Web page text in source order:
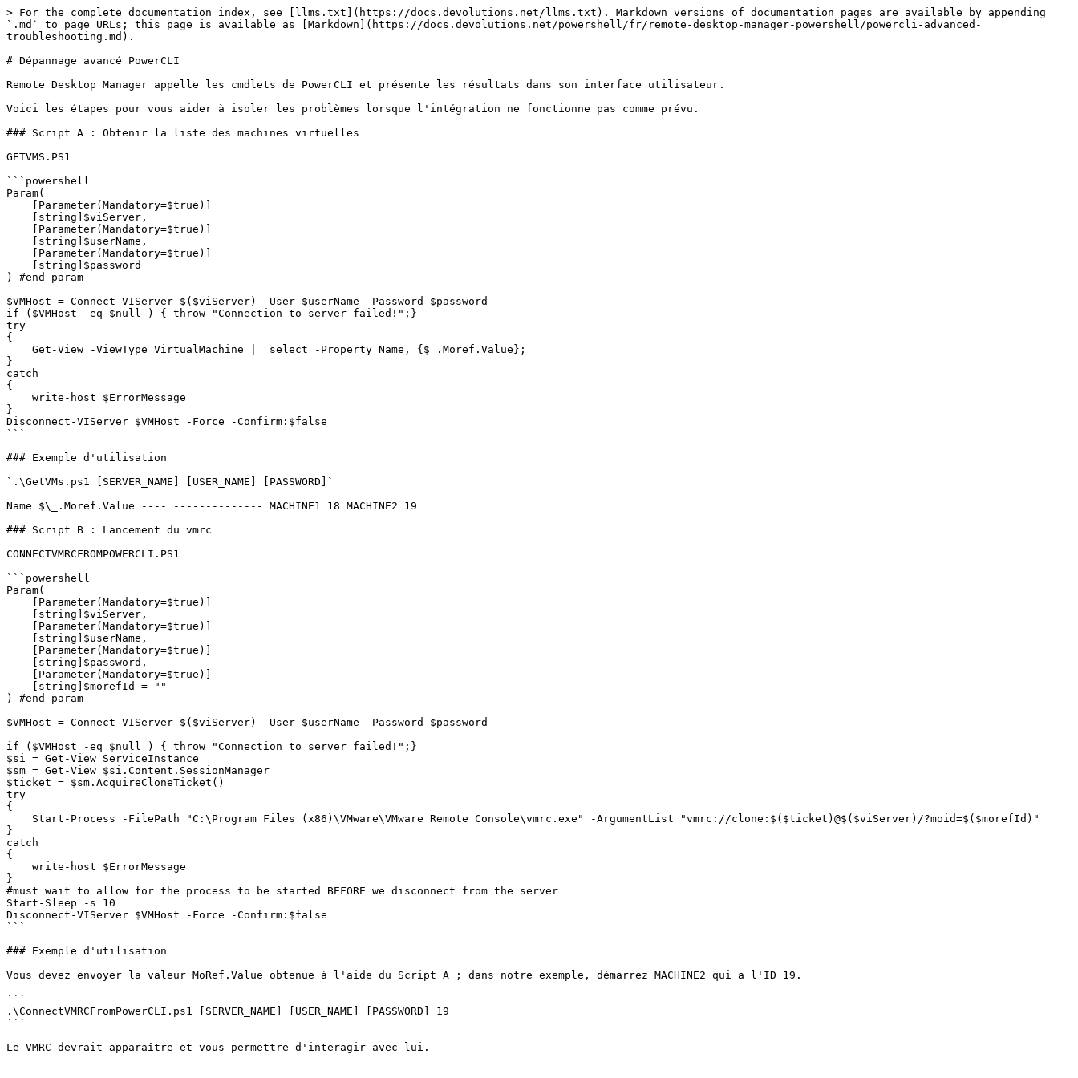
> For the complete documentation index, see [llms.txt](https://docs.devolutions.net/llms.txt). Markdown versions of documentation pages are available by appending
`.md` to page URLs; this page is available as [Markdown](https://docs.devolutions.net/powershell/fr/remote-desktop-manager-powershell/powercli-advanced-
troubleshooting.md).
# Dépannage avancé PowerCLI
Remote Desktop Manager appelle les cmdlets de PowerCLI et présente les résultats dans son interface utilisateur.
Voici les étapes pour vous aider à isoler les problèmes lorsque l'intégration ne fonctionne pas comme prévu.
### Script A : Obtenir la liste des machines virtuelles
GETVMS.PS1
```powershell
Param(
) #end param
$VMHost = Connect-VIServer $($viServer) -User $userName -Password $password
if ($VMHost -eq $null ) { throw "Connection to server failed!";}
try
{
}
catch
{
}
Disconnect-VIServer $VMHost -Force -Confirm:$false
```
### Exemple d'utilisation
`.\GetVMs.ps1 [SERVER_NAME] [USER_NAME] [PASSWORD]`
Name $\_.Moref.Value ---- -------------- MACHINE1 18 MACHINE2 19
### Script B : Lancement du vmrc
CONNECTVMRCFROMPOWERCLI.PS1
```powershell
Param(
) #end param
$VMHost = Connect-VIServer $($viServer) -User $userName -Password $password
if ($VMHost -eq $null ) { throw "Connection to server failed!";}
$si = Get-View ServiceInstance
$sm = Get-View $si.Content.SessionManager
$ticket = $sm.AcquireCloneTicket()
try
{
}
catch
{
}
#must wait to allow for the process to be started BEFORE we disconnect from the server
Start-Sleep -s 10
Disconnect-VIServer $VMHost -Force -Confirm:$false
```
### Exemple d'utilisation
Vous devez envoyer la valeur MoRef.Value obtenue à l'aide du Script A ; dans notre exemple, démarrez MACHINE2 qui a l'ID 19.
```
.\ConnectVMRCFromPowerCLI.ps1 [SERVER_NAME] [USER_NAME] [PASSWORD] 19
```
Le VMRC devrait apparaître et vous permettre d'interagir avec lui.